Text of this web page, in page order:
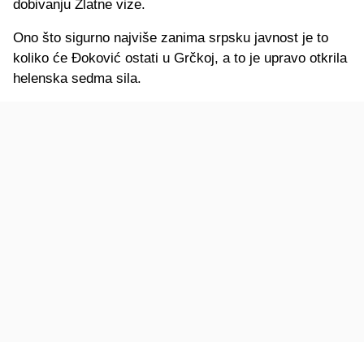
dobivanju Zlatne vize.
Ono što sigurno najviše zanima srpsku javnost je to
koliko će Đoković ostati u Grčkoj, a to je upravo otkrila
helenska sedma sila.